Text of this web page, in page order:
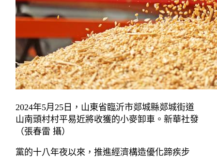
2024年5月25日，山東省臨沂市郯城縣郯城街道
山南頭村村平易近將收獲的小麥卸車。新華社發
（張春雷 攝）
黨的十八年夜以來，推進經濟構造優化蹄疾步